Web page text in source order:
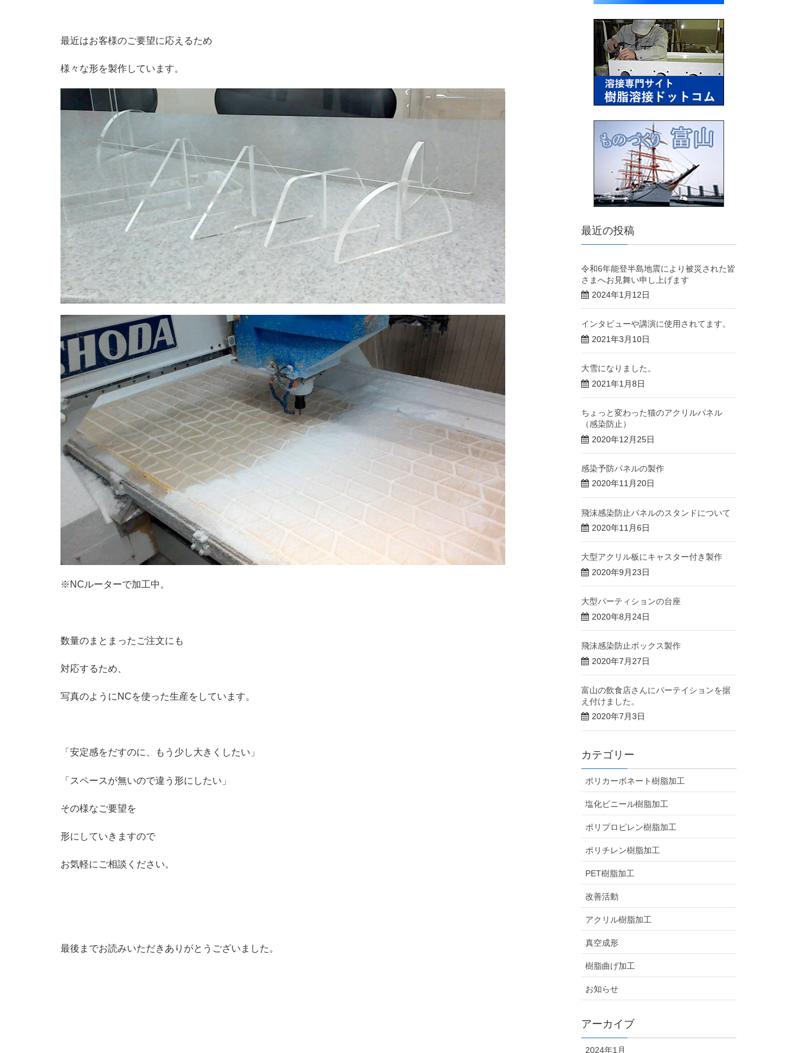
最近はお客様のご要望に応えるため
様々な形を製作しています。
※NCルーターで加工中。
数量のまとまったご注文にも
対応するため、
写真のようにNCを使った生産をしています。
「安定感をだすのに、もう少し大きくしたい」
「スペースが無いので違う形にしたい」
その様なご要望を
形にしていきますので
お気軽にご相談ください。
最後までお読みいただきありがとうございました。
最近の投稿
令和6年能登半島地震により被災された皆
さまへお見舞い申し上げます
2024年1月12日
インタビューや講演に使用されてます。
2021年3月10日
大雪になりました。
2021年1月8日
ちょっと変わった猫のアクリルパネル
（感染防止）
2020年12月25日
感染予防パネルの製作
2020年11月20日
飛沫感染防止パネルのスタンドについて
2020年11月6日
大型アクリル板にキャスター付き製作
2020年9月23日
大型パーティションの台座
2020年8月24日
飛沫感染防止ボックス製作
2020年7月27日
富山の飲食店さんにパーテイションを据
え付けました。
2020年7月3日
カテゴリー
ポリカーボネート樹脂加工
塩化ビニール樹脂加工
ポリプロピレン樹脂加工
ポリチレン樹脂加工
PET樹脂加工
改善活動
アクリル樹脂加工
真空成形
樹脂曲げ加工
お知らせ
アーカイブ
2024年1月